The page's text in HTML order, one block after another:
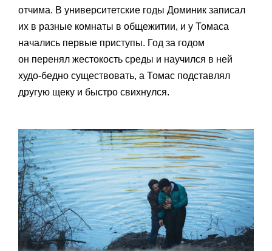
отчима. В университетские годы Доминик записал
их в разные комнаты в общежитии, и у Томаса
начались первые приступы. Год за годом
он перенял жестокость среды и научился в ней
худо-бедно существовать, а Томас подставлял
другую щеку и быстро свихнулся.